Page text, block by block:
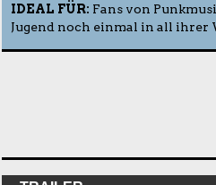
IDEAL FÜR: Fans von
Jugend noch einmal in all ihrer